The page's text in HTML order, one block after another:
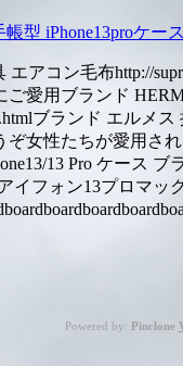
型 iPhone13proケース
コン毛布http://
愛用ブランド
ブランド エ
女性たちが愛用さ
13 Pro ケース
イフォン13プロマ
Powered by: Pinclone